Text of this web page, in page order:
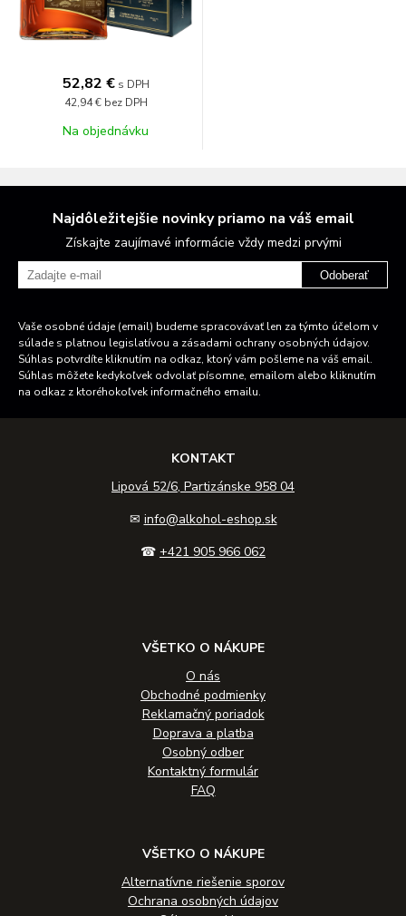
52,82 € s DPH
42,94 € bez DPH
Na objednávku
Najdôležitejšie novinky priamo na váš email
Získajte zaujímavé informácie vždy medzi prvými
Odoberať
Vaše osobné údaje (email) budeme spracovávať len za týmto účelom v
súlade s platnou legislatívou a zásadami ochrany osobných údajov.
Súhlas potvrdíte kliknutím na odkaz, ktorý vám pošleme na váš email.
Súhlas môžete kedykoľvek odvolať písomne, emailom alebo kliknutím
na odkaz z ktoréhokoľvek informačného emailu.
KONTAKT
Lipová 52/6, Partizánske 958 04
✉ info@alkohol-eshop.sk
☎ +421 905 966 062
VŠETKO O NÁKUPE
O nás
Obchodné podmienky
Reklamačný poriadok
Doprava a platba
Osobný odber
Kontaktný formulár
FAQ
VŠETKO O NÁKUPE
Alternatívne riešenie sporov
Ochrana osobných údajov